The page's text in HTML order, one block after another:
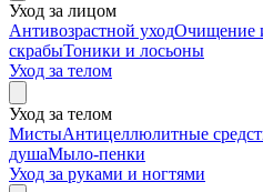
Уход за лицом
Антивозрастной уходОчищение
скрабыТоники и лосьоны
Уход за телом
Уход за телом
МистыАнтицеллюлитные
душаМыло-пенки
Уход за руками и ногтями